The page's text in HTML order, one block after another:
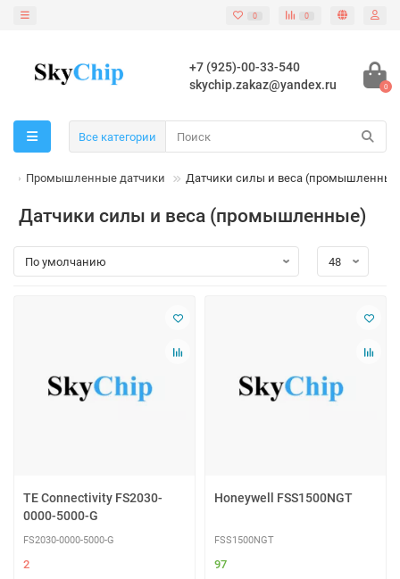
0 0
+7 (925)-00-33-540
skychip.zakaz@yandex.ru
0
Все категории
Промышленные датчики Датчики силы и веса
Датчики силы и веса (промышленные)
TE Connectivity FS2030-
0000-5000-G
FS2030-0000-5000-G
2
Honeywell FSS1500NGT
FSS1500NGT
97